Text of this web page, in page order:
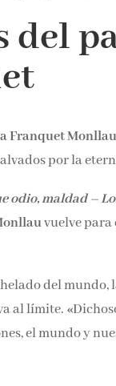
del
Franquet
por la
odio, maldad –
vuelve para
del
al límite.«
el mundo y